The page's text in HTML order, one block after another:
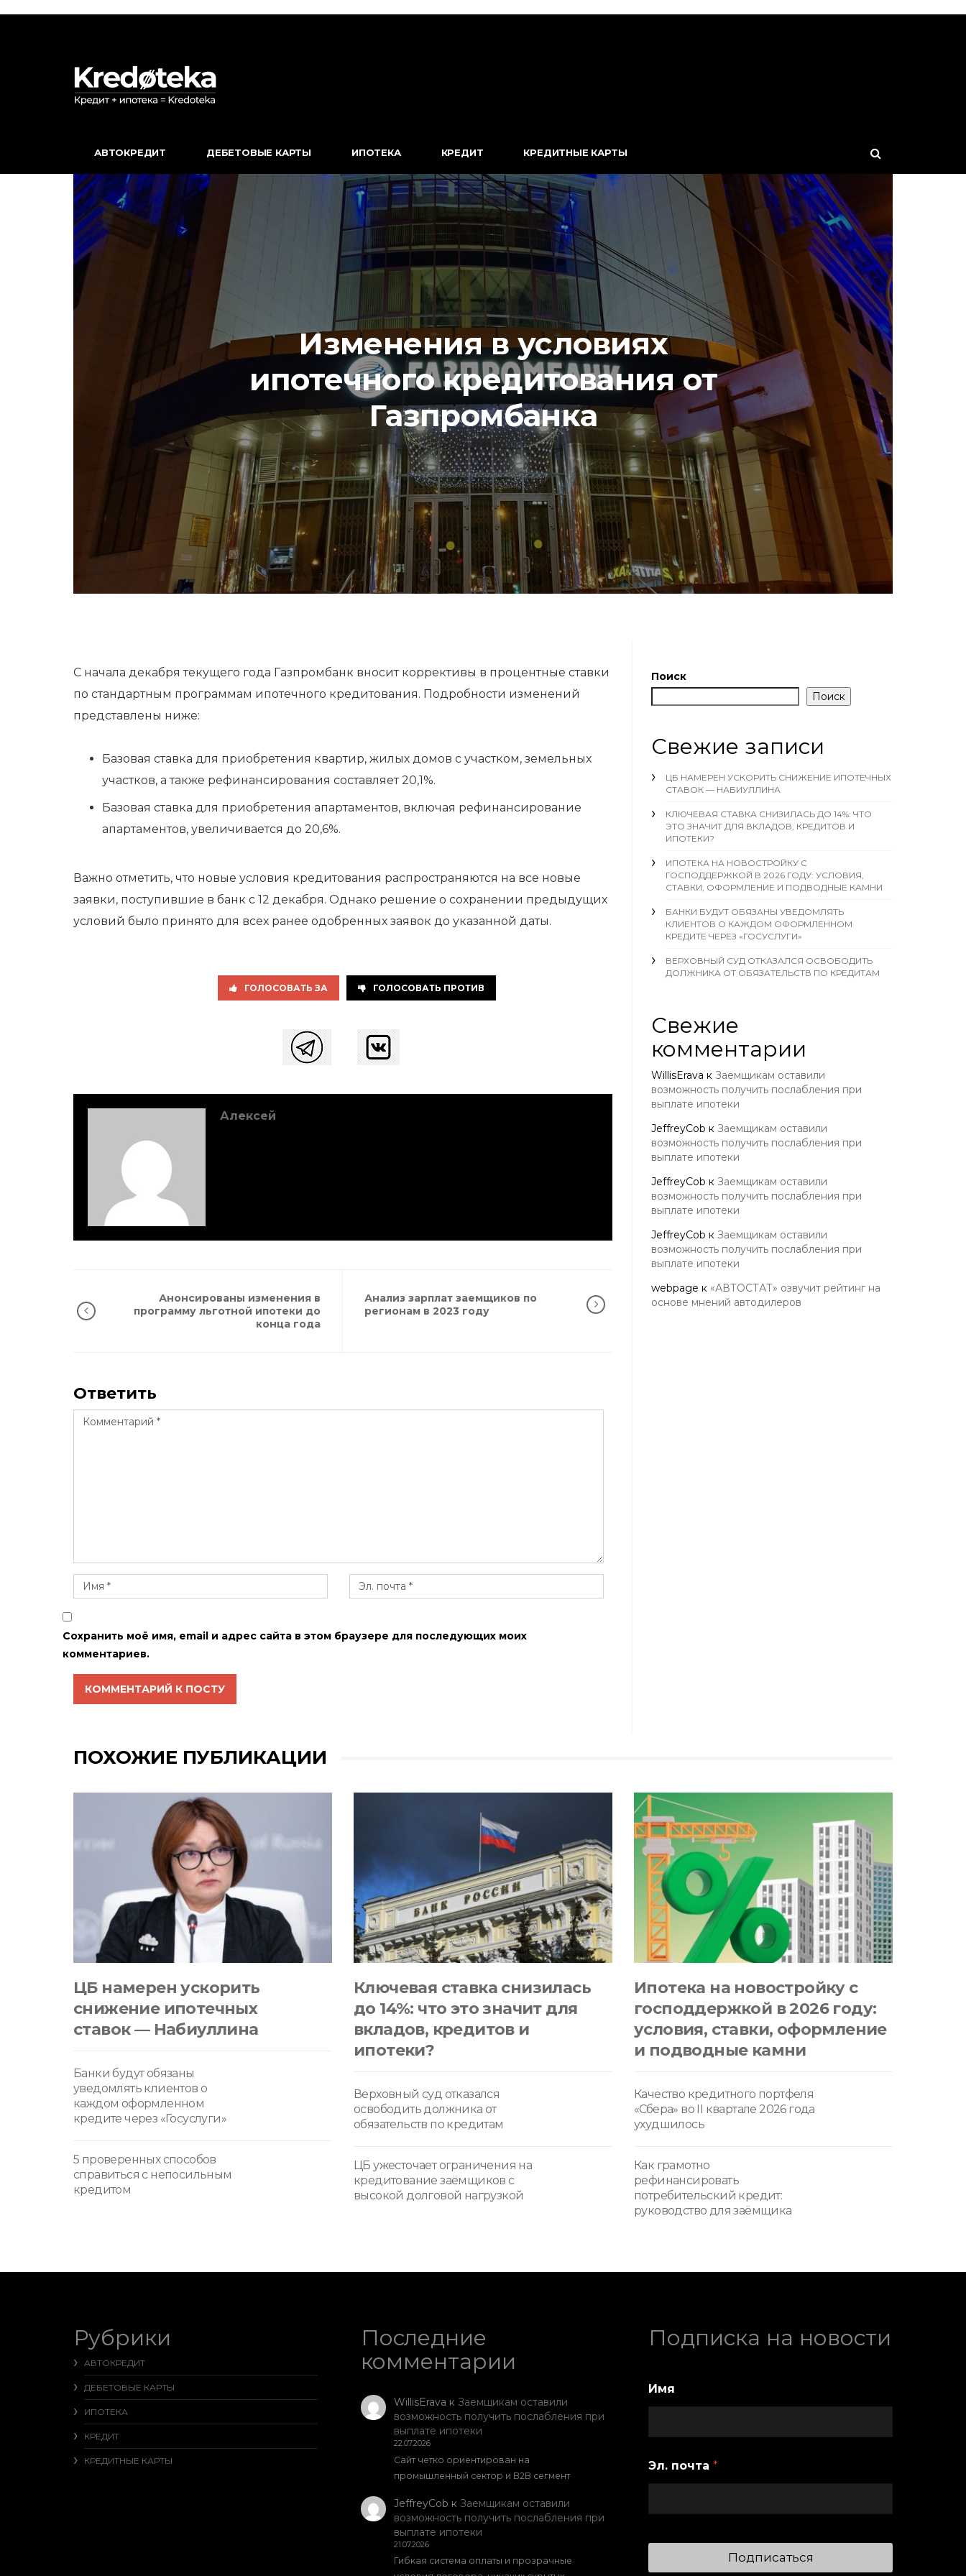
АВТОКРЕДИТ ДЕБЕТОВЫЕ КАРТЫ ИПОТЕКА КРЕДИТ КРЕДИТНЫЕ КАРТЫ
Изменения в условиях
ипотечного кредитования от
Газпромбанка
С начала декабря текущего года Газпромбанк вносит коррективы в процентные ставки
по стандартным программам ипотечного кредитования. Подробности изменений
представлены ниже:
Базовая ставка для приобретения квартир, жилых домов с участком, земельных
участков, а также рефинансирования составляет 20,1%.
Базовая ставка для приобретения апартаментов, включая рефинансирование
апартаментов, увеличивается до 20,6%.
Важно отметить, что новые условия кредитования распространяются на все новые
заявки, поступившие в банк с 12 декабря. Однако решение о сохранении предыдущих
условий было принято для всех ранее одобренных заявок до указанной даты.
ГОЛОСОВАТЬ ЗА ГОЛОСОВАТЬ ПРОТИВ
Алексей
Анонсированы изменения в
программу льготной ипотеки до
конца года
Анализ зарплат заемщиков по
регионам в 2023 году
Ответить
Сохранить моё имя, email и адрес сайта в этом браузере для последующих моих
комментариев.
КОММЕНТАРИЙ К ПОСТУ
Поиск
Поиск
Свежие записи
ЦБ НАМЕРЕН УСКОРИТЬ СНИЖЕНИЕ ИПОТЕЧНЫХ
СТАВОК — НАБИУЛЛИНА
КЛЮЧЕВАЯ СТАВКА СНИЗИЛАСЬ ДО 14%: ЧТО
ЭТО ЗНАЧИТ ДЛЯ ВКЛАДОВ, КРЕДИТОВ И
ИПОТЕКИ?
ИПОТЕКА НА НОВОСТРОЙКУ С
ГОСПОДДЕРЖКОЙ В 2026 ГОДУ: УСЛОВИЯ,
СТАВКИ, ОФОРМЛЕНИЕ И ПОДВОДНЫЕ КАМНИ
БАНКИ БУДУТ ОБЯЗАНЫ УВЕДОМЛЯТЬ
КЛИЕНТОВ О КАЖДОМ ОФОРМЛЕННОМ
КРЕДИТЕ ЧЕРЕЗ «ГОСУСЛУГИ»
ВЕРХОВНЫЙ СУД ОТКАЗАЛСЯ ОСВОБОДИТЬ
ДОЛЖНИКА ОТ ОБЯЗАТЕЛЬСТВ ПО КРЕДИТАМ
Свежие
комментарии
WillisErava к Заемщикам оставили
возможность получить послабления при
выплате ипотеки
JeffreyCob к Заемщикам оставили
возможность получить послабления при
выплате ипотеки
JeffreyCob к Заемщикам оставили
возможность получить послабления при
выплате ипотеки
JeffreyCob к Заемщикам оставили
возможность получить послабления при
выплате ипотеки
webpage к «АВТОСТАТ» озвучит рейтинг на
основе мнений автодилеров
ПОХОЖИЕ ПУБЛИКАЦИИ
ЦБ намерен ускорить
снижение ипотечных
ставок — Набиуллина
Банки будут обязаны
уведомлять клиентов о
каждом оформленном
кредите через «Госуслуги»
5 проверенных способов
справиться с непосильным
кредитом
Ключевая ставка снизилась
до 14%: что это значит для
вкладов, кредитов и
ипотеки?
Верховный суд отказался
освободить должника от
обязательств по кредитам
ЦБ ужесточает ограничения на
кредитование заёмщиков с
высокой долговой нагрузкой
Ипотека на новостройку с
господдержкой в 2026 году:
условия, ставки, оформление
и подводные камни
Качество кредитного портфеля
«Сбера» во II квартале 2026 года
ухудшилось
Как грамотно
рефинансировать
потребительский кредит:
руководство для заёмщика
Рубрики
АВТОКРЕДИТ
ДЕБЕТОВЫЕ КАРТЫ
ИПОТЕКА
КРЕДИТ
КРЕДИТНЫЕ КАРТЫ
Последние
комментарии
WillisErava к Заемщикам оставили
возможность получить послабления при
выплате ипотеки
22.07.2026
Сайт четко ориентирован на
промышленный сектор и B2B сегмент
JeffreyCob к Заемщикам оставили
возможность получить послабления при
выплате ипотеки
21.07.2026
Гибкая система оплаты и прозрачные
Подписка на новости
Имя
Эл. почта *
Подписаться